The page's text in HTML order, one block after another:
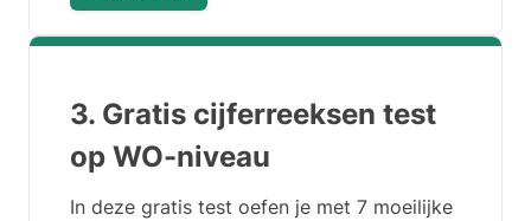
3. Gratis cijferreeksen test
op WO-niveau
In deze gratis test oefen je met 7 moeilijke